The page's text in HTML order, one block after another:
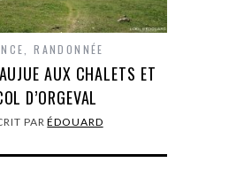
,RANDONNÉE
AUX CHALETS ET
D’ORGEVAL
PARÉDOUARD